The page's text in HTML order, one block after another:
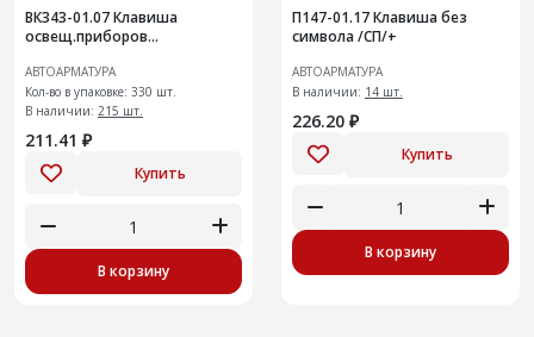
ВК343-01.07 Клавиша
освещ.приборов
АВТОАРМАТУРА
Кол-во в упаковке: 330 шт.
В наличии: 215 шт.
211.41 ₽
Купить
В корзину
П147-01.17 Клавиша без
символа /СП/+
АВТОАРМАТУРА
В наличии: 14 шт.
226.20 ₽
Купить
В корзину